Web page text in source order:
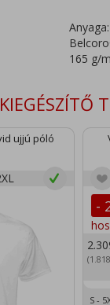
165 g/
ujjú póló
-
(1.818
S -